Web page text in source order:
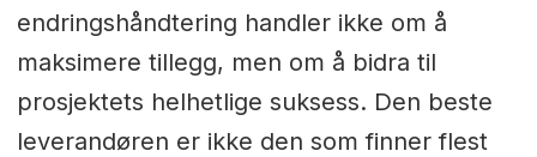
endringshåndtering handler ikke om å
maksimere tillegg, men om å bidra til
prosjektets helhetlige suksess. Den beste
leverandøren er ikke den som finner flest